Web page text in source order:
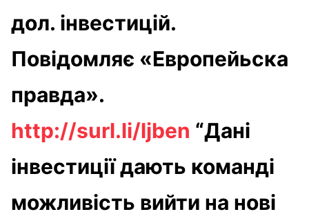
дол. інвестицій.
Повідомляє «Европейьска
правда».
http://surl.li/ljben “Дані
інвестиції дають команді
можливість вийти на нові